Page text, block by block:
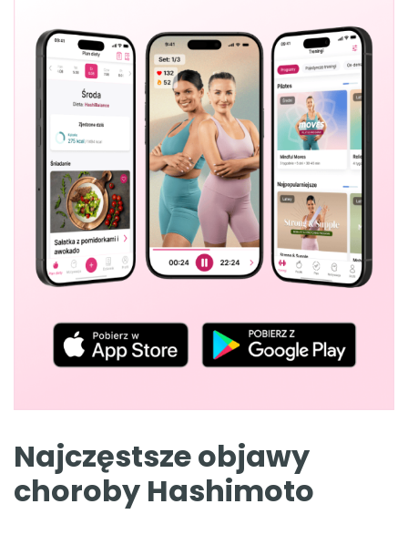
Najczęstsze objawy
choroby Hashimoto